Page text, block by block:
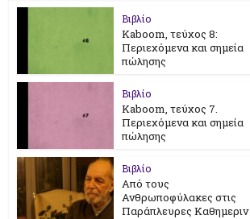
Βιβλίο
Kaboom, τεύχος 8:
Περιεχόμενα και σημεία
πώλησης
Βιβλίο
Kaboom, τεύχος 7.
Περιεχόμενα και σημεία
πώλησης
Βιβλίο
Από τους
Ανθρωποφύλακες στις
Παράπλευρες Καθημεριν